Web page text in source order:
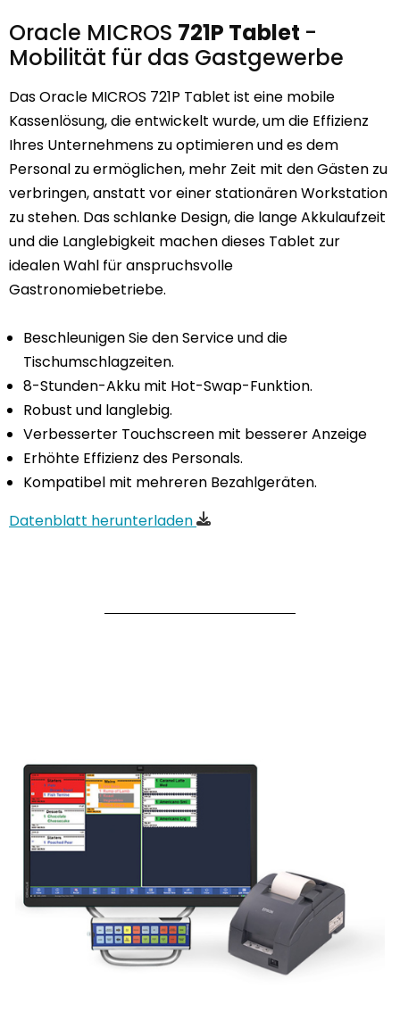
Oracle MICROS 721P Tablet -
Mobilität für das Gastgewerbe
Das Oracle MICROS 721P Tablet ist eine mobile
Kassenlösung, die entwickelt wurde, um die Effizienz
Ihres Unternehmens zu optimieren und es dem
Personal zu ermöglichen, mehr Zeit mit den Gästen zu
verbringen, anstatt vor einer stationären Workstation
zu stehen. Das schlanke Design, die lange Akkulaufzeit
und die Langlebigkeit machen dieses Tablet zur
idealen Wahl für anspruchsvolle
Gastronomiebetriebe.
Beschleunigen Sie den Service und die
Tischumschlagzeiten.
8-Stunden-Akku mit Hot-Swap-Funktion.
Robust und langlebig.
Verbesserter Touchscreen mit besserer Anzeige
Erhöhte Effizienz des Personals.
Kompatibel mit mehreren Bezahlgeräten.
Datenblatt herunterladen